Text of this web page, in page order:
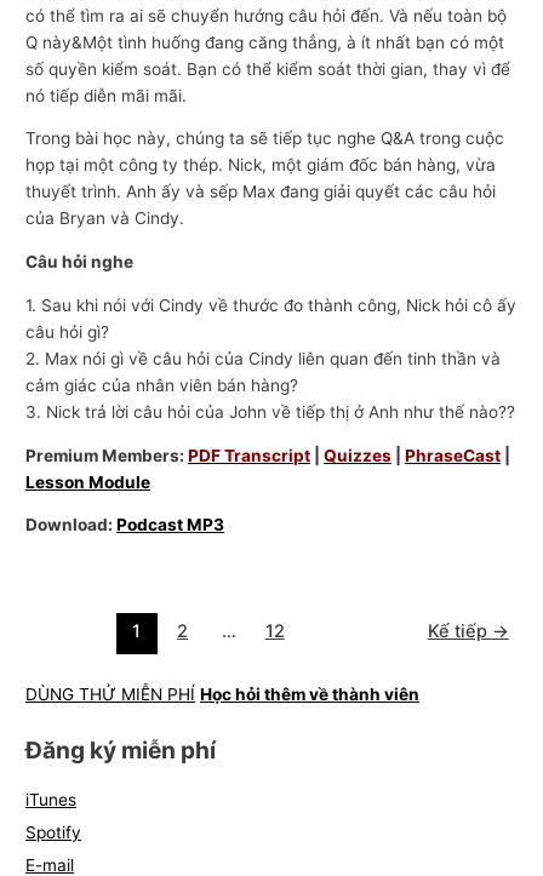
có thể tìm ra ai sẽ chuyển hướng câu hỏi đến. Và nếu toàn bộ
Q này&Một tình huống đang căng thẳng, à ít nhất bạn có một
số quyền kiểm soát. Bạn có thể kiểm soát thời gian, thay vì để
nó tiếp diễn mãi mãi.
Trong bài học này, chúng ta sẽ tiếp tục nghe Q&A trong cuộc
họp tại một công ty thép. Nick, một giám đốc bán hàng, vừa
thuyết trình. Anh ấy và sếp Max đang giải quyết các câu hỏi
của Bryan và Cindy.
Câu hỏi nghe
1. Sau khi nói với Cindy về thước đo thành công, Nick hỏi cô ấy
câu hỏi gì?
2. Max nói gì về câu hỏi của Cindy liên quan đến tinh thần và
cảm giác của nhân viên bán hàng?
3. Nick trả lời câu hỏi của John về tiếp thị ở Anh như thế nào??
Premium Members:PDF Transcript |Quizzes |PhraseCast
Lesson Module
Download:Podcast MP3
1 2 … 12 Kế tiếp →
DÙNG THỬ MIỄN PHÍ Học hỏi thêm về thành viên
Đăng ký miễn phí
iTunes
Spotify
E-mail